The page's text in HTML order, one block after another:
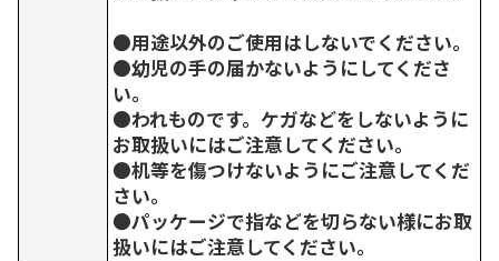
●用途以外のご使用はしないでください。
●幼児の手の届かないようにしてくださ
い。
●われものです。ケガなどをしないように
お取扱いにはご注意してください。
●机等を傷つけないようにご注意してくだ
さい。
●パッケージで指などを切らない様にお取
扱いにはご注意してください。